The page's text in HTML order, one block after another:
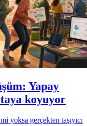
Yapay
koyuyor
yoksa gerçekten taşıyıcı